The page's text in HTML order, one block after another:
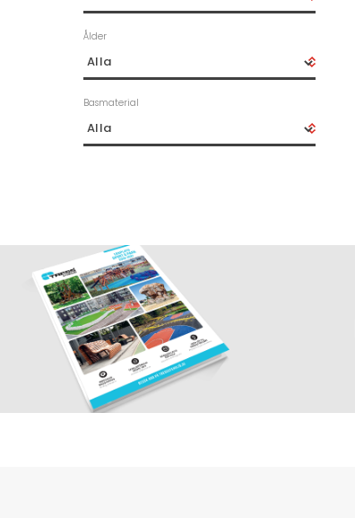
Ålder
Basmaterial